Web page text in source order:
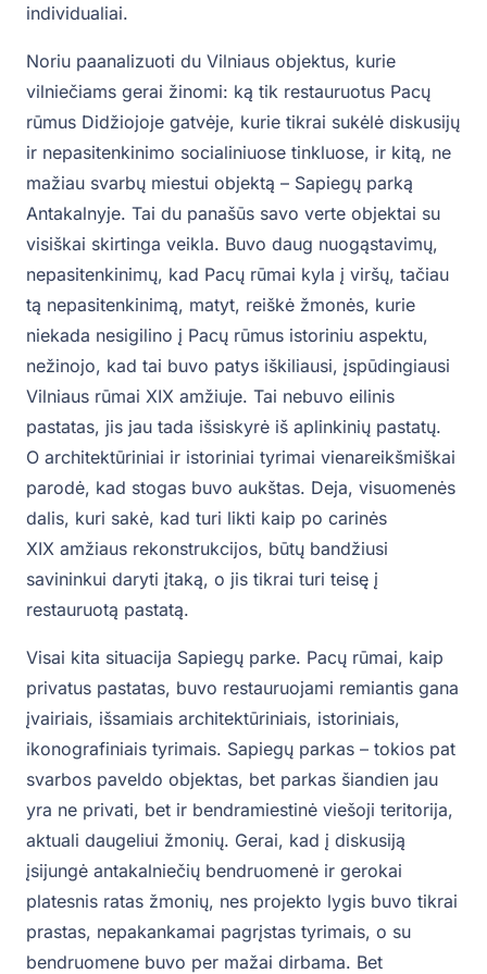
individualiai.
Noriu paanalizuoti du Vilniaus objektus, kurie
vilniečiams gerai žinomi: ką tik restauruotus Pacų
rūmus Didžiojoje gatvėje, kurie tikrai sukėlė diskusijų
ir nepasitenkinimo socialiniuose tinkluose, ir kitą, ne
mažiau svarbų miestui objektą – Sapiegų parką
Antakalnyje. Tai du panašūs savo verte objektai su
visiškai skirtinga veikla. Buvo daug nuogąstavimų,
nepasitenkinimų, kad Pacų rūmai kyla į viršų, tačiau
tą nepasitenkinimą, matyt, reiškė žmonės, kurie
niekada nesigilino į Pacų rūmus istoriniu aspektu,
nežinojo, kad tai buvo patys iškiliausi, įspūdingiausi
Vilniaus rūmai XIX amžiuje. Tai nebuvo eilinis
pastatas, jis jau tada išsiskyrė iš aplinkinių pastatų.
O architektūriniai ir istoriniai tyrimai vienareikšmiškai
parodė, kad stogas buvo aukštas. Deja, visuomenės
dalis, kuri sakė, kad turi likti kaip po carinės
XIX amžiaus rekonstrukcijos, būtų bandžiusi
savininkui daryti įtaką, o jis tikrai turi teisę į
restauruotą pastatą.
Visai kita situacija Sapiegų parke. Pacų rūmai, kaip
privatus pastatas, buvo restauruojami remiantis gana
įvairiais, išsamiais architektūriniais, istoriniais,
ikonografiniais tyrimais. Sapiegų parkas – tokios pat
svarbos paveldo objektas, bet parkas šiandien jau
yra ne privati, bet ir bendramiestinė viešoji teritorija,
aktuali daugeliui žmonių. Gerai, kad į diskusiją
įsijungė antakalniečių bendruomenė ir gerokai
platesnis ratas žmonių, nes projekto lygis buvo tikrai
prastas, nepakankamai pagrįstas tyrimais, o su
bendruomene buvo per mažai dirbama. Bet